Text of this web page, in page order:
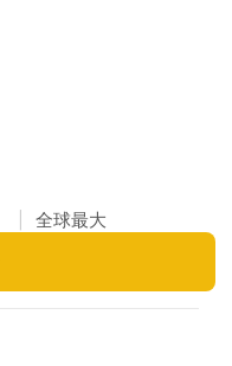
全球最大